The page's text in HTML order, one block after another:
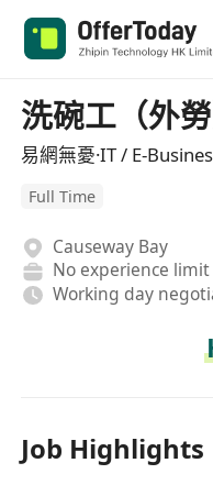
洗碗工（外勞
易網無憂·IT / E-
Full Time
Causeway Bay
No experience limit
Working day
Job Highlights